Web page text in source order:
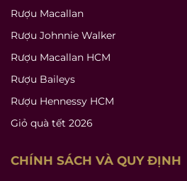
Rượu Macallan
Rượu Johnnie Walker
Rượu Macallan HCM
Rượu Baileys
Rượu Hennessy HCM
Giỏ quà tết 2026
CHÍNH SÁCH VÀ QUY ĐỊNH